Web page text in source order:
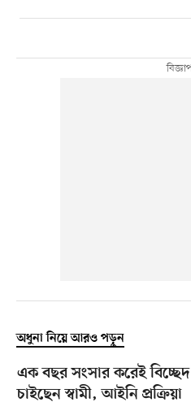
অধুনা নিয়ে আরও পড়ুন
এক বছর সংসার করেই বিচ্ছেদ
চাইছেন স্বামী, আইনি প্রক্রিয়া